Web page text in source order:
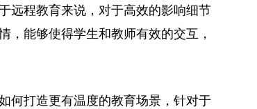
远程教育来说，对于高效的影响细节
，能够使得学生和教师有效的交互，
何打造更有温度的教育场景，针对于